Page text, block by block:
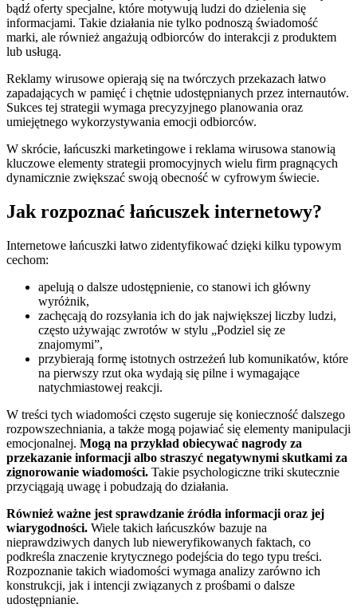
bądź oferty specjalne, które motywują ludzi do dzielenia się
informacjami. Takie działania nie tylko podnoszą świadomość
marki, ale również angażują odbiorców do interakcji z produktem
lub usługą.
Reklamy wirusowe opierają się na twórczych przekazach łatwo
zapadających w pamięć i chętnie udostępnianych przez internautów.
Sukces tej strategii wymaga precyzyjnego planowania oraz
umiejętnego wykorzystywania emocji odbiorców.
W skrócie, łańcuszki marketingowe i reklama wirusowa stanowią
kluczowe elementy strategii promocyjnych wielu firm pragnących
dynamicznie zwiększać swoją obecność w cyfrowym świecie.
Jak rozpoznać łańcuszek internetowy?
Internetowe łańcuszki łatwo zidentyfikować dzięki kilku typowym
cechom:
apelują o dalsze udostępnienie, co stanowi ich główny
wyróżnik,
zachęcają do rozsyłania ich do jak największej liczby ludzi,
często używając zwrotów w stylu „Podziel się ze
znajomymi”,
przybierają formę istotnych ostrzeżeń lub komunikatów, które
na pierwszy rzut oka wydają się pilne i wymagające
natychmiastowej reakcji.
W treści tych wiadomości często sugeruje się konieczność dalszego
rozpowszechniania, a także mogą pojawiać się elementy manipulacji
emocjonalnej. Mogą na przykład obiecywać nagrody za
przekazanie informacji albo straszyć negatywnymi skutkami za
zignorowanie wiadomości. Takie psychologiczne triki skutecznie
przyciągają uwagę i pobudzają do działania.
Również ważne jest sprawdzanie źródła informacji oraz jej
wiarygodności. Wiele takich łańcuszków bazuje na
nieprawdziwych danych lub nieweryfikowanych faktach, co
podkreśla znaczenie krytycznego podejścia do tego typu treści.
Rozpoznanie takich wiadomości wymaga analizy zarówno ich
konstrukcji, jak i intencji związanych z prośbami o dalsze
udostępnianie.